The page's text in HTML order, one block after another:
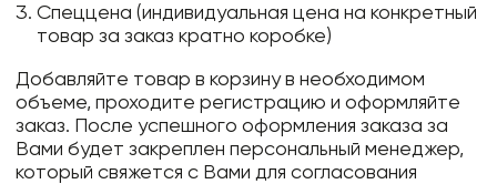
Спеццена (индивидуальная цена на конкретный
товар за заказ кратно коробке)
Добавляйте товар в корзину в необходимом
объеме, проходите регистрацию и оформляйте
заказ. После успешного оформления заказа за
Вами будет закреплен персональный менеджер,
который свяжется с Вами для согласования